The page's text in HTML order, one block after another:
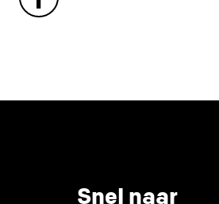
Snel naar